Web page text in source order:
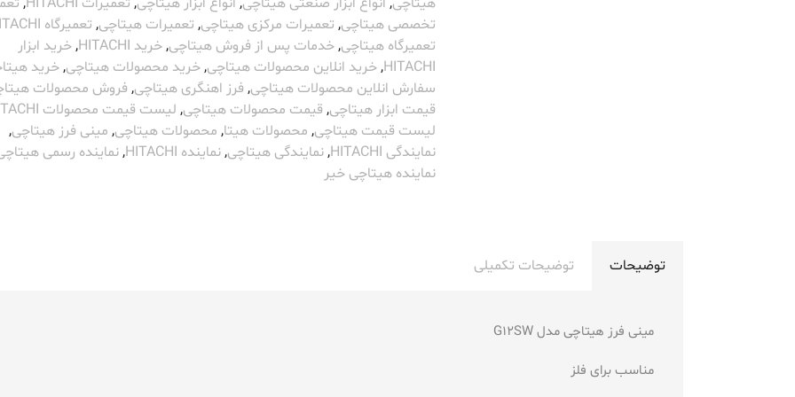
تخصصی هیتاچی, تعمیرات مرکزی هیتاچی, تعمیرات هیتاچی, تعمیرگاه HITACHI
تعمیرگاه هیتاچی,خدمات پس از فروش هیتاچی,خرید HITACHI ,خرید ابزار
HITACHI
,خرید انلاین محصولات هیتاچی,خرید محصولات هیتاچی,خرید
سفارش انلاین محصولات هیتاچی, فرز اهنگری هیتاچی, فروش محصولات
قیمت ابزار هیتاچی, قیمت محصولات هیتاچی, لیست قیمت محصولات HITACHI
لیست قیمت هیتاچی, محصولات هیتا, محصولات هیتاچی, مینی فرز هیتاچی,
نمایندگی HITACHI
,نمایندگی هیتاچی,نماینده HITACHI ,نماینده رسمی
نماینده هیتاچی خیر
توضیحات توضیحات تکمیلی
مینی فرز هیتاچی مدل G12SW
مناسب برای فلز